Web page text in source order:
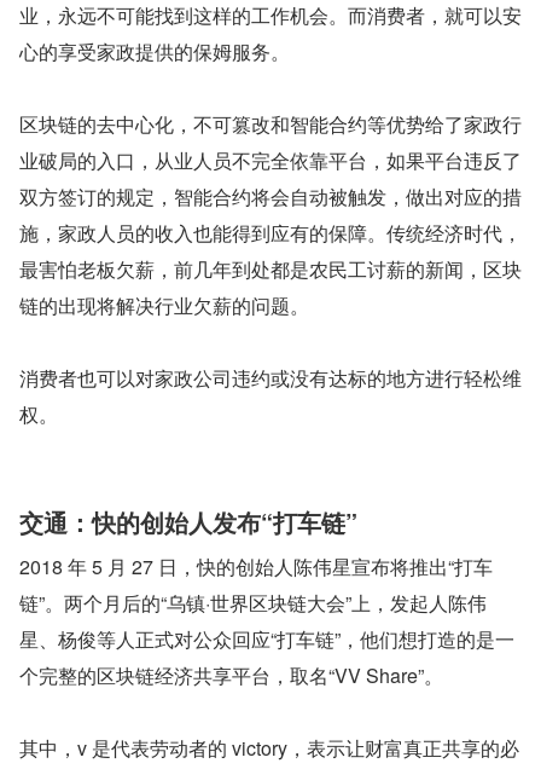
业，永远不可能找到这样的工作机会。而消费者，就可以安
心的享受家政提供的保姆服务。
区块链的去中心化，不可篡改和智能合约等优势给了家政行
业破局的入口，从业人员不完全依靠平台，如果平台违反了
双方签订的规定，智能合约将会自动被触发，做出对应的措
施，家政人员的收入也能得到应有的保障。传统经济时代，
最害怕老板欠薪，前几年到处都是农民工讨薪的新闻，区块
链的出现将解决行业欠薪的问题。
消费者也可以对家政公司违约或没有达标的地方进行轻松维
权。
交通：快的创始人发布“打车链”
2018 年 5 月 27 日，快的创始人陈伟星宣布将推出“打车
链”。两个月后的“乌镇·世界区块链大会”上，发起人陈伟
星、杨俊等人正式对公众回应“打车链”，他们想打造的是一
个完整的区块链经济共享平台，取名“VV Share”。
其中，v 是代表劳动者的 victory，表示让财富真正共享的必